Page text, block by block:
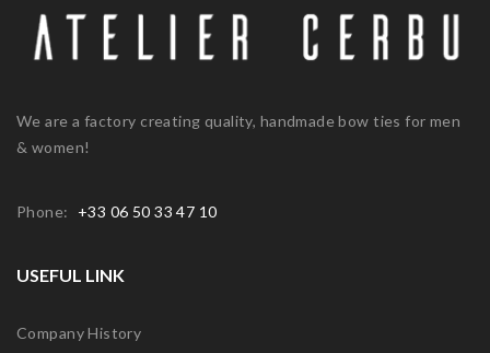
We are a factory creating quality, handmade bow ties for men
& women!
Phone: +33 06 50 33 47 10
USEFUL LINK
Company History